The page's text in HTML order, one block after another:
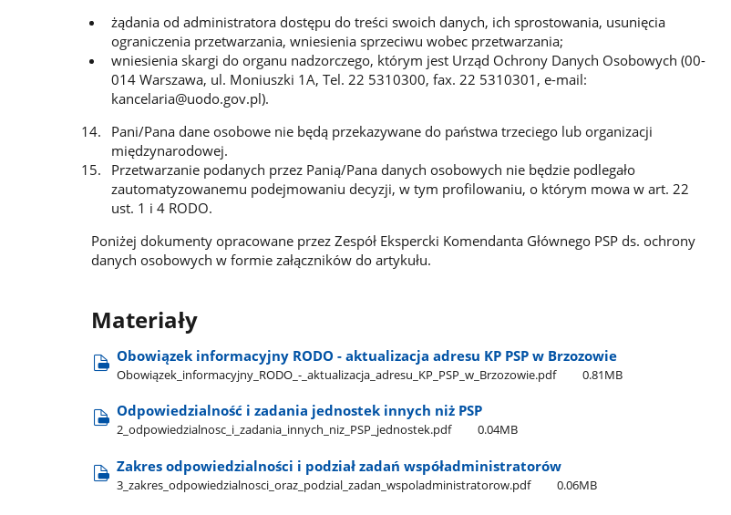
żądania od administratora dostępu do treści swoich danych, ich sprostowania, usunięcia
ograniczenia przetwarzania, wniesienia sprzeciwu wobec przetwarzania;
wniesienia skargi do organu nadzorczego, którym jest Urząd Ochrony Danych Osobowych (00-
014 Warszawa, ul. Moniuszki 1A, Tel. 22 5310300, fax. 22 5310301, e-mail:
kancelaria@uodo.gov.pl).
Pani/Pana dane osobowe nie będą przekazywane do państwa trzeciego lub organizacji
międzynarodowej.
Przetwarzanie podanych przez Panią/Pana danych osobowych nie będzie podlegało
zautomatyzowanemu podejmowaniu decyzji, w tym profilowaniu, o którym mowa w art. 22
ust. 1 i 4 RODO.
Poniżej dokumenty opracowane przez Zespół Ekspercki Komendanta Głównego PSP ds. ochrony
danych osobowych w formie załączników do artykułu.
Materiały
Obowiązek informacyjny RODO - aktualizacja adresu KP PSP w Brzozowie
Obowiązek​_informacyjny​_RODO​_-​_aktualizacja​_adresu​_KP​_PSP​_w​_Brzozowie.pdf 0.81MB
Odpowiedzialność i zadania jednostek innych niż PSP
2​_odpowiedzialnosc​_i​_zadania​_innych​_niz​_PSP​_jednostek.pdf 0.04MB
Zakres odpowiedzialności i podział zadań współadministratorów
3​_zakres​_odpowiedzialnosci​_oraz​_podzial​_zadan​_wspoladministratorow.pdf 0.06MB